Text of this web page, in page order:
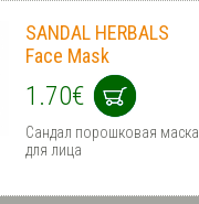
SANDAL HERBALS
Face Mask
1.70€
Сандал порошковая маска
для лица